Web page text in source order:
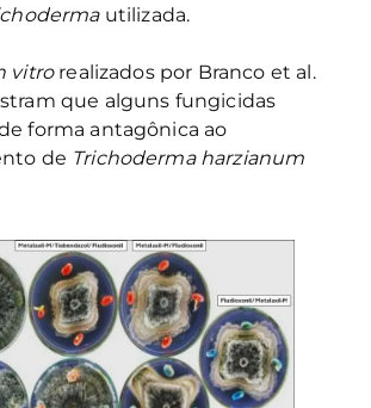
utilizada.
vitrorealizados por Branco et al.
que alguns fungicidas
forma antagônica ao
de Trichoderma harzianum